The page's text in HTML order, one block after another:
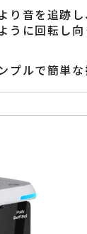
り音を追跡
うに回転し
プルで簡単な